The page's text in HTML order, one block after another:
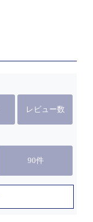
レビュー数
90件